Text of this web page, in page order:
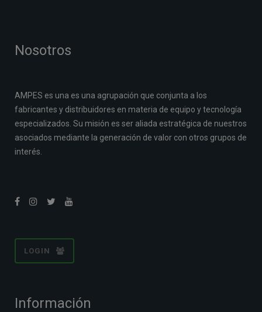
Nosotros
AMPES es una es una agrupación que conjunta a los
fabricantes y distribuidores en materia de equipo y tecnología
especializados. Su misión es ser aliada estratégica de nuestros
asociados mediante la generación de valor con otros grupos de
interés.
LOGIN
Información